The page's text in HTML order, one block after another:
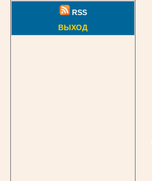
RSS
ВЫХОД